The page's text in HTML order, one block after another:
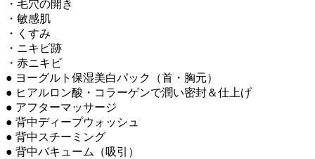
・毛穴の開き
・敏感肌
・くすみ
・ニキビ跡
・赤ニキビ
● ヨーグルト保湿美白パック（首・胸元）
● ヒアルロン酸・コラーゲンで潤い密封＆仕上げ
● アフターマッサージ
● 背中ディープウォッシュ
● 背中スチーミング
● 背中バキューム（吸引）